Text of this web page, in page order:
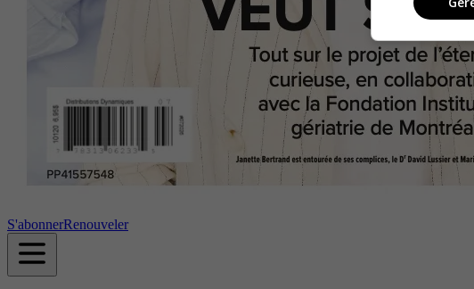
S'abonnerRenouveler